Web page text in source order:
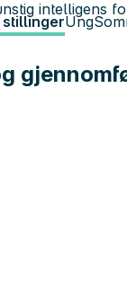
stillingerUng
intelligens